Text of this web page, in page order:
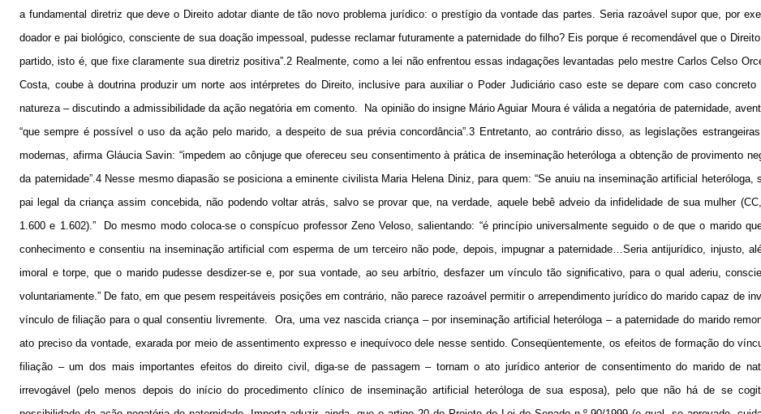
a fundamental diretriz que deve o Direito adotar diante de tão novo problema jurídico: o prestígio da vontade das partes. Seria razoável supor que, por
doador e pai biológico, consciente de sua doação impessoal, pudesse reclamar futuramente a paternidade do filho? Eis porque é recomendável que o
partido, isto é, que fixe claramente sua diretriz positiva”.2 Realmente, como a lei não enfrentou essas indagações levantadas pelo mestre Carlos Celso
Costa, coube à doutrina produzir um norte aos intérpretes do Direito, inclusive para auxiliar o Poder Judiciário caso este se depare com caso concreto
natureza – discutindo a admissibilidade da ação negatória em comento.
Na opinião do insigne Mário Aguiar Moura é válida a negatória de paternidade,
“que sempre é possível o uso da ação pelo marido, a despeito de sua prévia concordância”.3 Entretanto, ao contrário disso, as legislações
modernas, afirma Gláucia Savin: “impedem ao cônjuge que ofereceu seu consentimento à prática de inseminação heteróloga a obtenção de provimento
da paternidade”.4 Nesse mesmo diapasão se posiciona a eminente civilista Maria Helena Diniz, para quem: “Se anuiu na inseminação artificial heteróloga,
pai legal da criança assim concebida, não podendo voltar atrás, salvo se provar que, na verdade, aquele bebê adveio da infidelidade de sua mulher (CC,
1.600 e 1.602).”
Do mesmo modo coloca-se o conspícuo professor Zeno Veloso, salientando: “é princípio universalmente seguido o de que o marido
conhecimento e consentiu na inseminação artificial com esperma de um terceiro não pode, depois, impugnar a paternidade…Seria antijurídico, injusto,
imoral e torpe, que o marido pudesse desdizer-se e, por sua vontade, ao seu arbítrio, desfazer um vínculo tão significativo, para o qual aderiu,
voluntariamente.” De fato, em que pesem respeitáveis posições em contrário, não parece razoável permitir o arrependimento jurídico do marido capaz de
vínculo de filiação para o qual consentiu livremente.
Ora, uma vez nascida criança – por inseminação artificial heteróloga – a paternidade do marido
ato preciso da vontade, exarada por meio de assentimento expresso e inequívoco dele nesse sentido. Conseqüentemente, os efeitos de formação do
filiação – um dos mais importantes efeitos do direito civil, diga-se de passagem – tornam o ato jurídico anterior de consentimento do marido de
irrevogável (pelo menos depois do início do procedimento clínico de inseminação artificial heteróloga de sua esposa), pelo que não há de se